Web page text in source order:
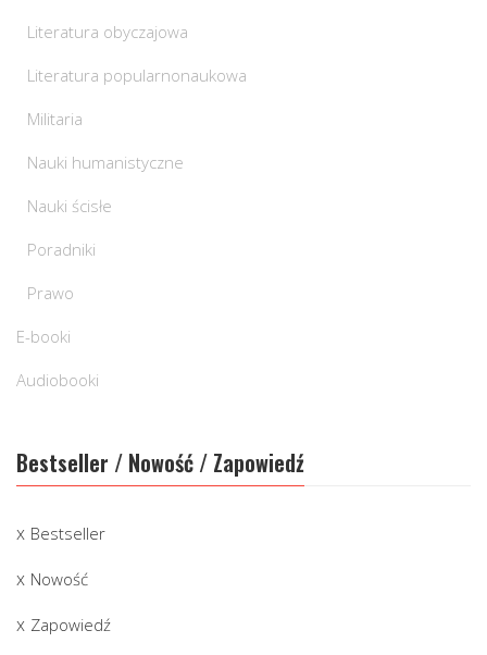
Literatura obyczajowa
Literatura popularnonaukowa
Militaria
Nauki humanistyczne
Nauki ścisłe
Poradniki
Prawo
E-booki
Audiobooki
Bestseller / Nowość / Zapowiedź
Bestseller
Nowość
Zapowiedź